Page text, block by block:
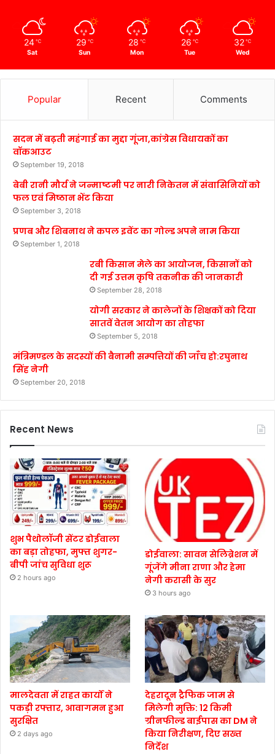
24 ℃
Sat
29 ℃
Sun
28 ℃
Mon
26 ℃
Tue
32 ℃
Wed
Popular Recent Comments
सदन में बढ़ती महंगाई का मुद्दा गूंजा,कांग्रेस विधायकों का
वॉकआउट
September 19, 2018
बेबी रानी मौर्य ने जन्माष्टमी पर नारी निकेतन में संवासिनियों को
फल एवं मिष्ठान भेंट किया
September 3, 2018
प्रणब और शिबनाथ ने कपल इवेंट का गोल्ड अपने नाम किया
September 1, 2018
रबी किसान मेले का आयोजन, किसानों को
दी गई उत्तम कृषि तकनीक की जानकारी
September 28, 2018
योगी सरकार ने कालेजों के शिक्षकों को दिया
सातवें वेतन आयोग का तोहफा
September 5, 2018
मंत्रिमण्डल के सदस्यों की बैनामी सम्पत्तियों की जाँच हो:रघुनाथ
सिंह नेगी
September 20, 2018
Recent News
शुभ पैथोलॉजी सेंटर डोईवाला
का बड़ा तोहफा, मुफ्त शुगर-
बीपी जांच सुविधा शुरू
2 hours ago
डोईवाला: सावन सेलिब्रेशन में
गूंजेंगे मीना राणा और हेमा
नेगी करासी के सुर
3 hours ago
मालदेवता में राहत कार्यों ने
पकड़ी रफ्तार, आवागमन हुआ
सुरक्षित
2 days ago
देहरादून ट्रैफिक जाम से
मिलेगी मुक्ति: 12 किमी
ग्रीनफील्ड बाईपास का DM ने
किया निरीक्षण, दिए सख्त
निर्देश